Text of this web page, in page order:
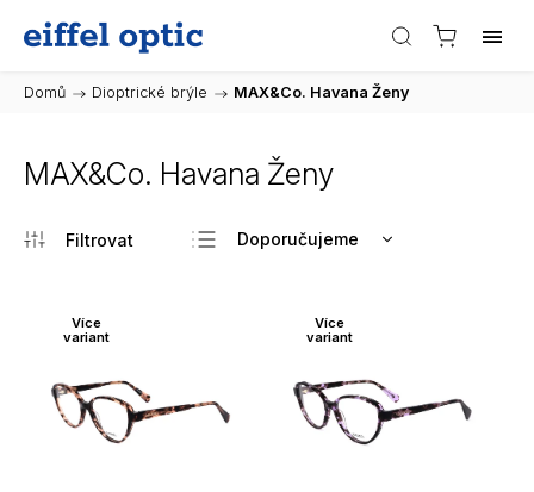
Domů / Dioptrické brýle / MAX&Co. Havana Ženy
MAX&Co. Havana Ženy
Doporučujeme
Nejdražší
Abecedně
Více
variant
Více
variant